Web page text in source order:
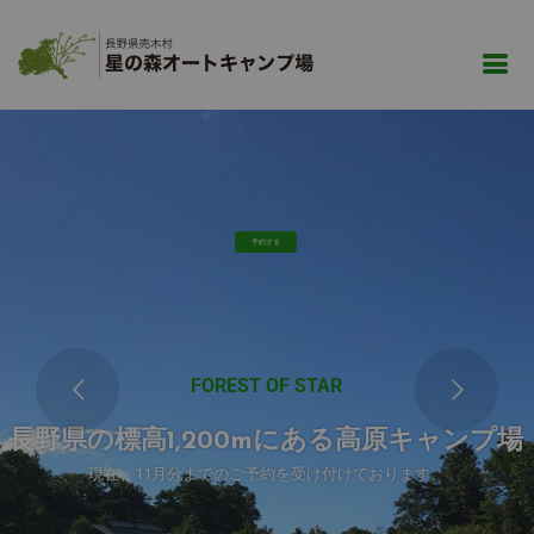
FOREST OF STAR
長野県の標高1,200mにある高原キャンプ場
現在、11月分までのご予約を受け付けております。
予約する